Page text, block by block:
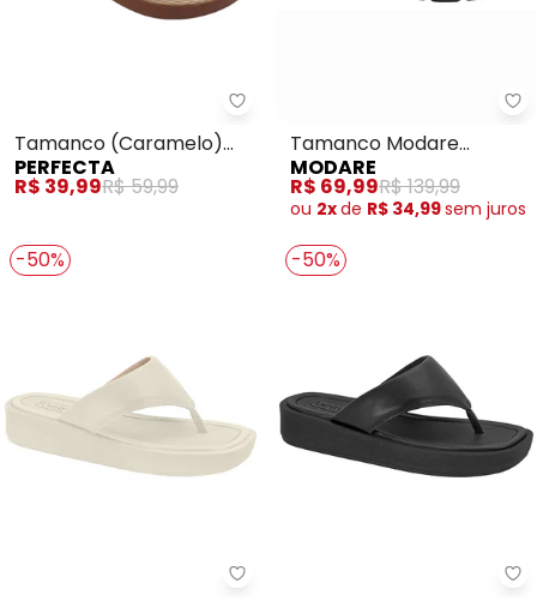
Perfecta - Tamanco
Tamanco (Caramelo)
com Detalhe de Fivela
PERFECTA
R$ 39,99R$ 59,99
Tamanco Modare
(Preto)
MODARE
R$ 69,99R$ 139,99
ou 2xde R$ 34,99sem juros
-50%
Beira Rio - Tamanco Beira Rio
-50%